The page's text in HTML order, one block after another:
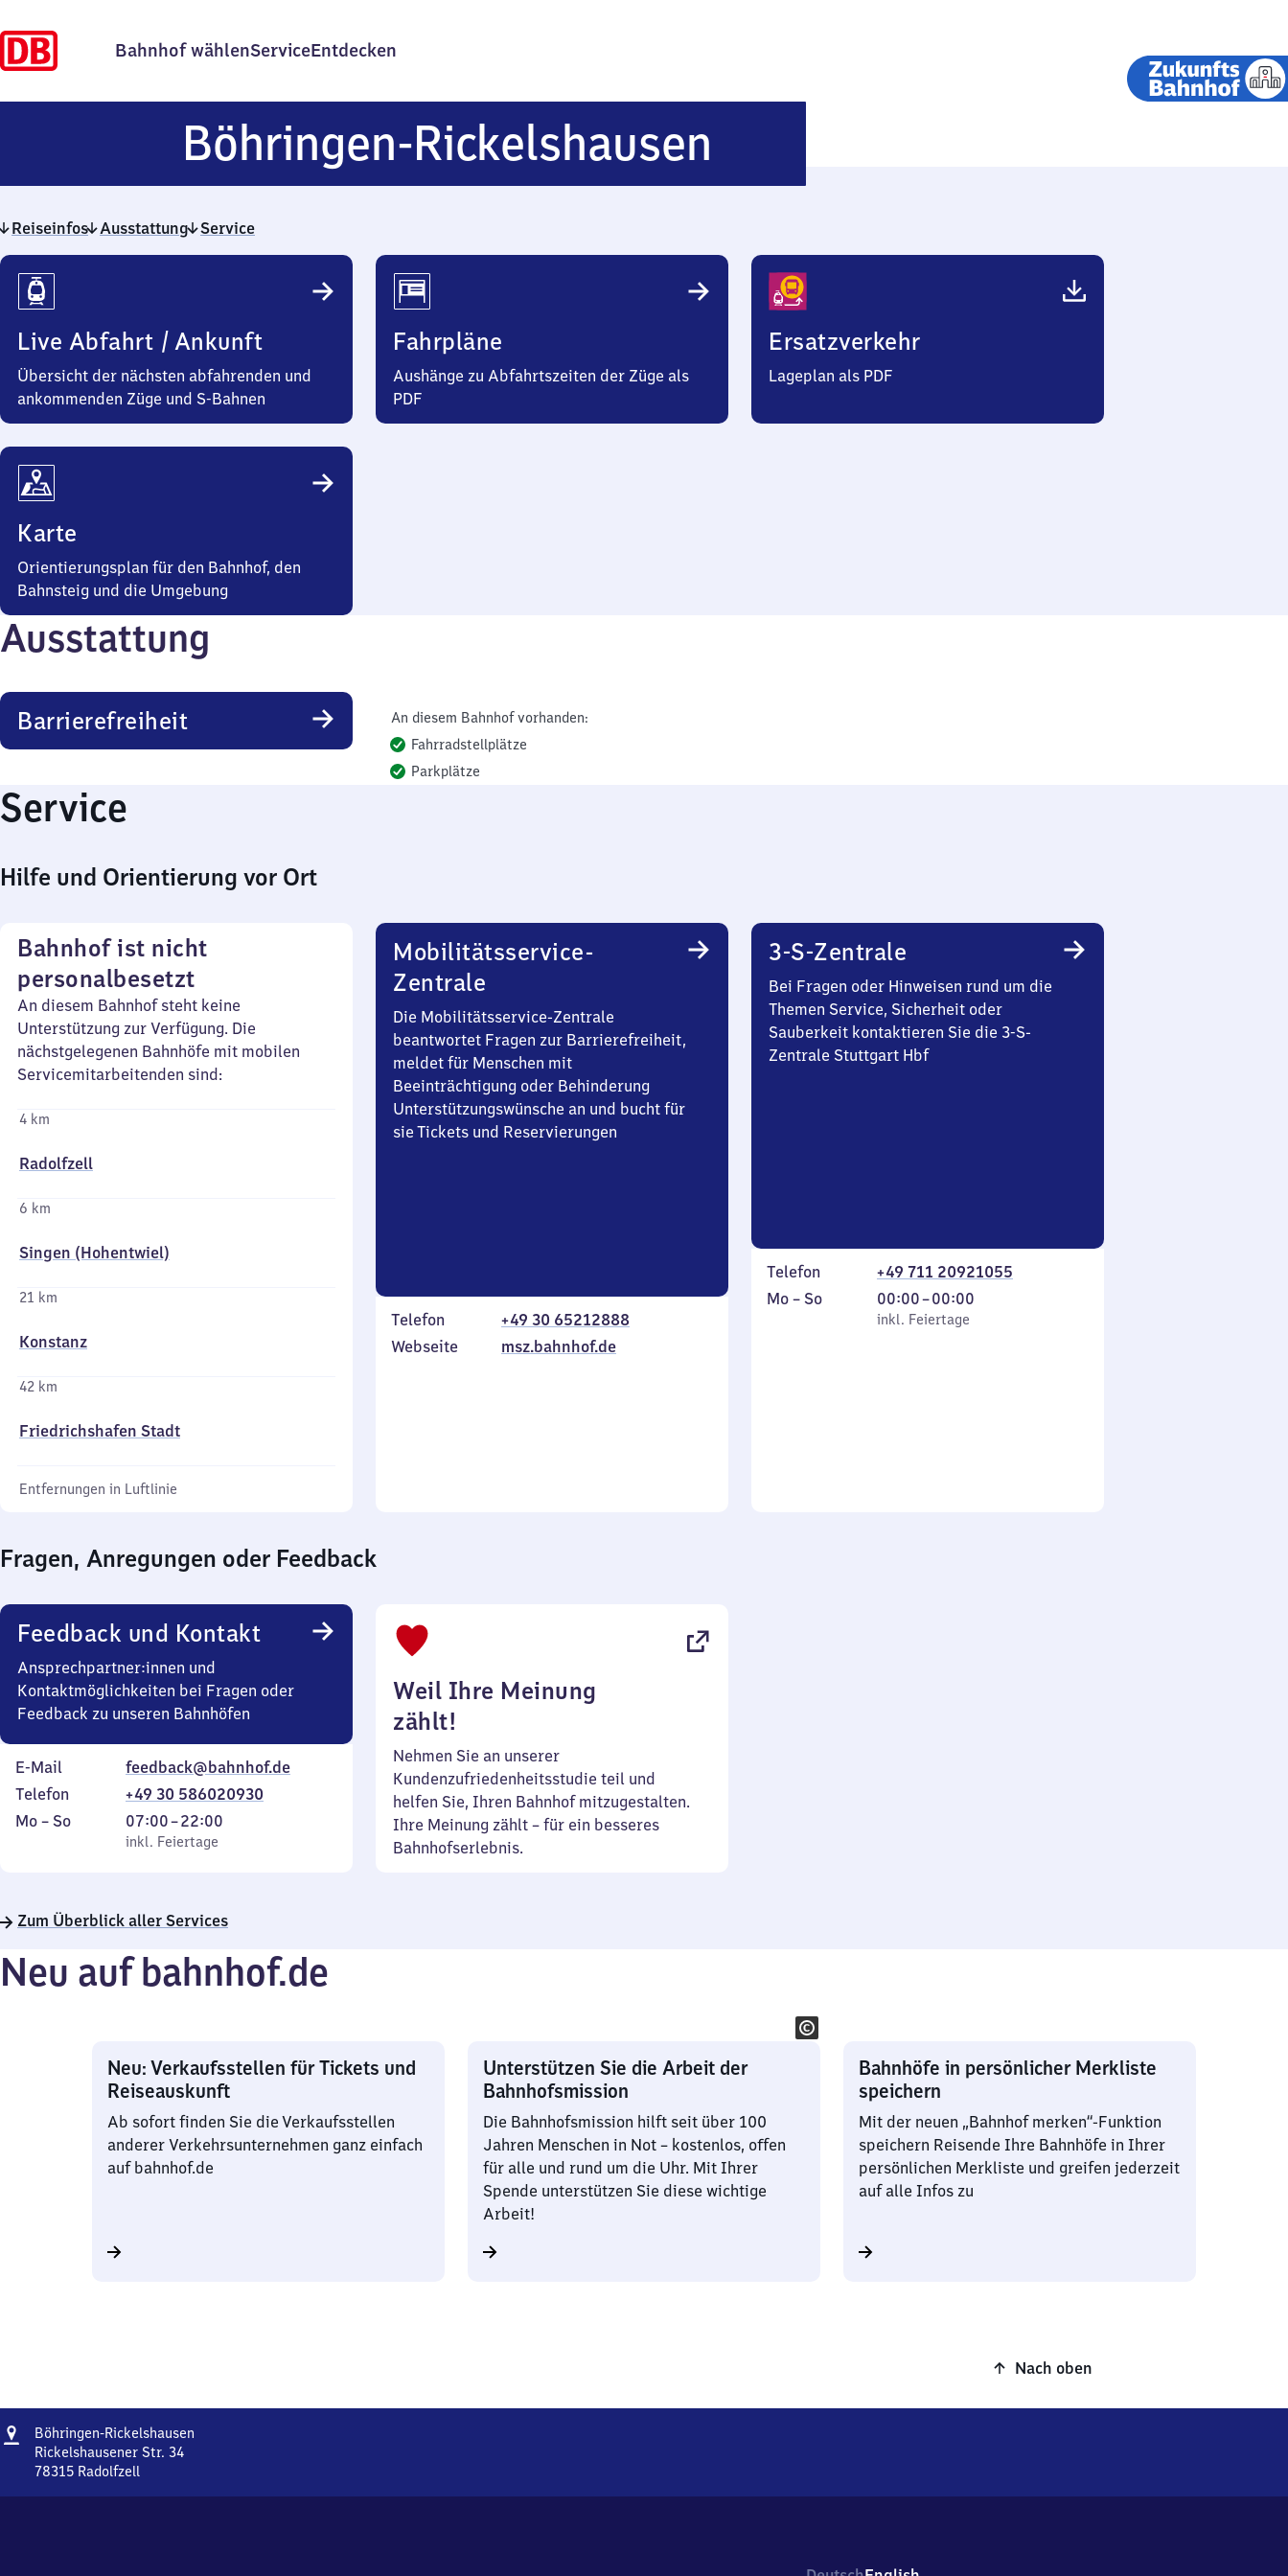
Bahnhof wählenServiceEntdecken
Böhringen-Rickelshausen
Rickelshausen
Reiseinfos Ausstattung Service
Reiseinfos
Live Abfahrt / Ankunft
Übersicht der nächsten abfahrenden und
ankommenden Züge und S-Bahnen
Fahrpläne
Aushänge zu Abfahrtszeiten der Züge als
PDF
Ersatzverkehr
Lageplan als PDF
Karte
Orientierungsplan für den Bahnhof, den
Bahnsteig und die Umgebung
Ausstattung
Barrierefreiheit
An diesem Bahnhof vorhanden:
Fahrradstellplätze
Parkplätze
Service
Hilfe und Orientierung vor Ort
Bahnhof ist nicht
personalbesetzt
An diesem Bahnhof steht keine
Unterstützung zur Verfügung. Die
nächstgelegenen Bahnhöfe mit mobilen
Servicemitarbeitenden sind:
4 km
Radolfzell
6 km
Singen (Hohentwiel)
21 km
Konstanz
42 km
Friedrichshafen Stadt
Entfernungen in Luftlinie
Mobilitätsservice-
Zentrale
Die Mobilitätsservice-Zentrale
beantwortet Fragen zur Barrierefreiheit,
meldet für Menschen mit
Beeinträchtigung oder Behinderung
Unterstützungswünsche an und bucht für
sie Tickets und Reservierungen
Telefon
+49 30 65212888
Webseite
msz.bahnhof.de
3-S-Zentrale
Bei Fragen oder Hinweisen rund um die
Themen Service, Sicherheit oder
Sauberkeit kontaktieren Sie die 3-S-
Zentrale Stuttgart Hbf
Telefon
+49 711 20921055
Montag
Mo – So,
inkl. Feiertage
00:00–00:00
Von
0
inkl. Feiertage
Fragen, Anregungen oder Feedback
Feedback und Kontakt
Ansprechpartner:innen und
Kontaktmöglichkeiten bei Fragen oder
Feedback zu unseren Bahnhöfen
E-Mail
feedback@bahnhof.de
Telefon
+49 30 586020930
Montag
Mo – So,
inkl. Feiertage
07:00–22:00
Von
7
22
inkl. Feiertage
Weil Ihre Meinung
zählt!
Nehmen Sie an unserer
Kundenzufriedenheitsstudie teil und
helfen Sie, Ihren Bahnhof mitzugestalten.
Ihre Meinung zählt – für ein besseres
Bahnhofserlebnis.
Zum Überblick aller Services
Neu auf bahnhof.de
Neu: Verkaufsstellen für Tickets und
Reiseauskunft
Ab sofort finden Sie die Verkaufsstellen
anderer Verkehrsunternehmen ganz einfach
auf bahnhof.de
Unterstützen Sie die Arbeit der
Bahnhofsmission
Die Bahnhofsmission hilft seit über 100
Jahren Menschen in Not – kostenlos, offen
für alle und rund um die Uhr. Mit Ihrer
Spende unterstützen Sie diese wichtige
Arbeit!
Bahnhöfe in persönlicher Merkliste
speichern
Mit der neuen „Bahnhof merken“-Funktion
speichern Reisende Ihre Bahnhöfe in Ihrer
persönlichen Merkliste und greifen jederzeit
auf alle Infos zu
Nach oben
Adresse
Böhringen-Rickelshausen
Rickelshausener Str. 34
78315 Radolfzell